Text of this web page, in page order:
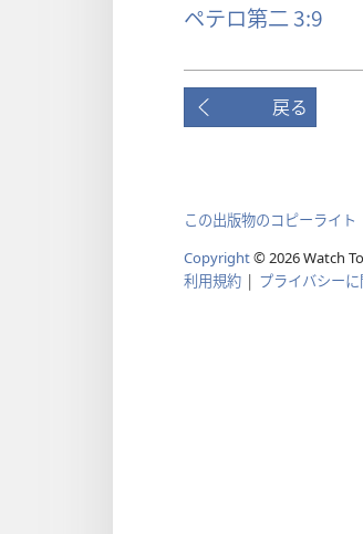
ペテロ第二 3:9
戻る
この出版物のコピーライト
Copyright© 2026 Watch
利用規約 | プライバシー